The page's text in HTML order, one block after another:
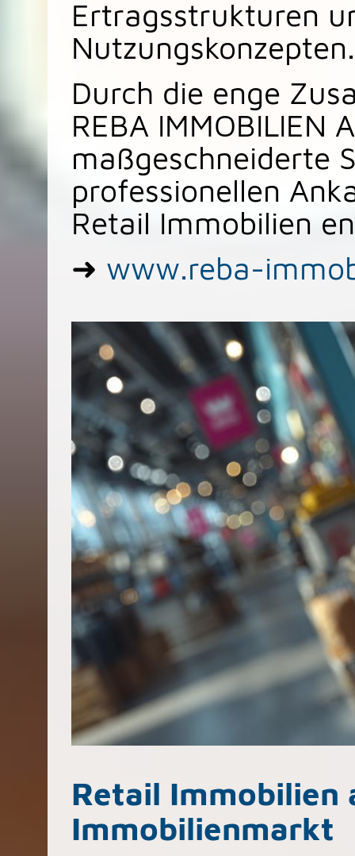
Ertragsstrukturen
Nutzungskonzepten.
Durch die enge
REBA IMMOBILIEN
maßgeschneiderte
professionellen
Retail Immobilien
➜ www.reba-
Retail Immobilien
Immobilienmarkt